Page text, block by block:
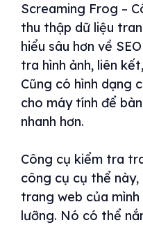
Screaming Frog –
thu thập dữ liệu
hiểu sâu hơn về
tra hình ảnh, liên
Cũng có hình dạng
cho máy tính để
nhanh hơn.
Công cụ kiểm tra
công cụ cụ thể
trang web của
lưỡng. Nó có thể